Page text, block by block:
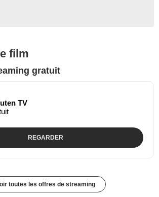
film
gratuit
TV
REGARDER
toutes les offres de streaming